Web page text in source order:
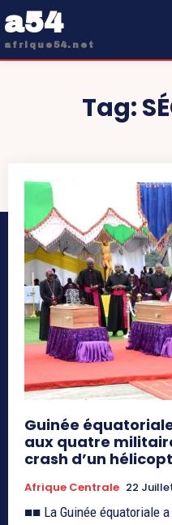
a54
afrique54.net
Tag:
Guinée
aux quatre
crash d’un
Afrique Centrale 22
■■ La Guinée équatoriale